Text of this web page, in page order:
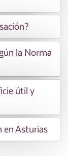
la Norma
útil y
en Asturias